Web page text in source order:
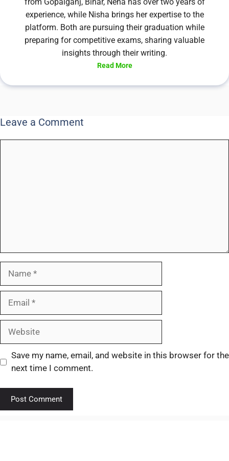
experience, while Nisha brings her expertise to the
platform. Both are pursuing their graduation while
preparing for competitive exams, sharing valuable
insights through their writing.
Read More
Leave a Comment
Save my name, email, and website in this browser for the
next time I comment.